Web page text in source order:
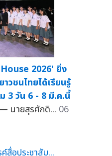
2026' ยิ่ง
วชนไทยได้เรียนรู้
3 วัน 6 - 8 มี.ค.นี้
นายสุรศักดิ... 06